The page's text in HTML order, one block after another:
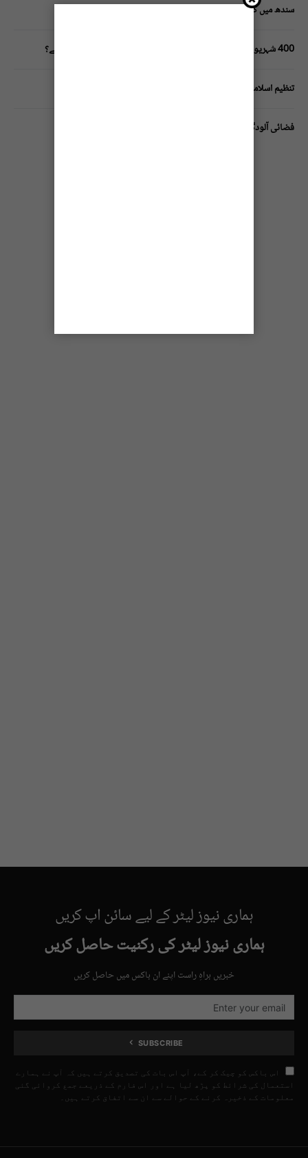
سندھ میں گاڑیوں کی انشورنس لازمی قرار
400 شہریوں کیلئے ایک پولیس اہلکار لازمی، کراچی میں صورتحال کیا ہے؟
تنظیم اسلامی کے زیرِ اہتمام ملک گیر آگاہی مہم!
فضائی آلودگی انسانی دماغ کیلیے کیسے خطرناک ثابت ہورہی ہے؟
ہماری نیوز لیٹر کے لیے سائن اپ کریں
ہماری نیوز لیٹر کی رکنیت حاصل کریں
خبریں براہِ راست اپنے ان باکس میں حاصل کریں
SUBSCRIBE
اس باکس کو چیک کر کے، آپ اس بات کی تصدیق کرتے ہیں کہ آپ نے ہمارے
استعمال کی شرائط کو پڑھ لیا ہے اور اس فارم کے ذریعے جمع کروائی گئی
معلومات کے ذخیرہ کرنے کے حوالے سے ان سے اتفاق کرتے ہیں۔